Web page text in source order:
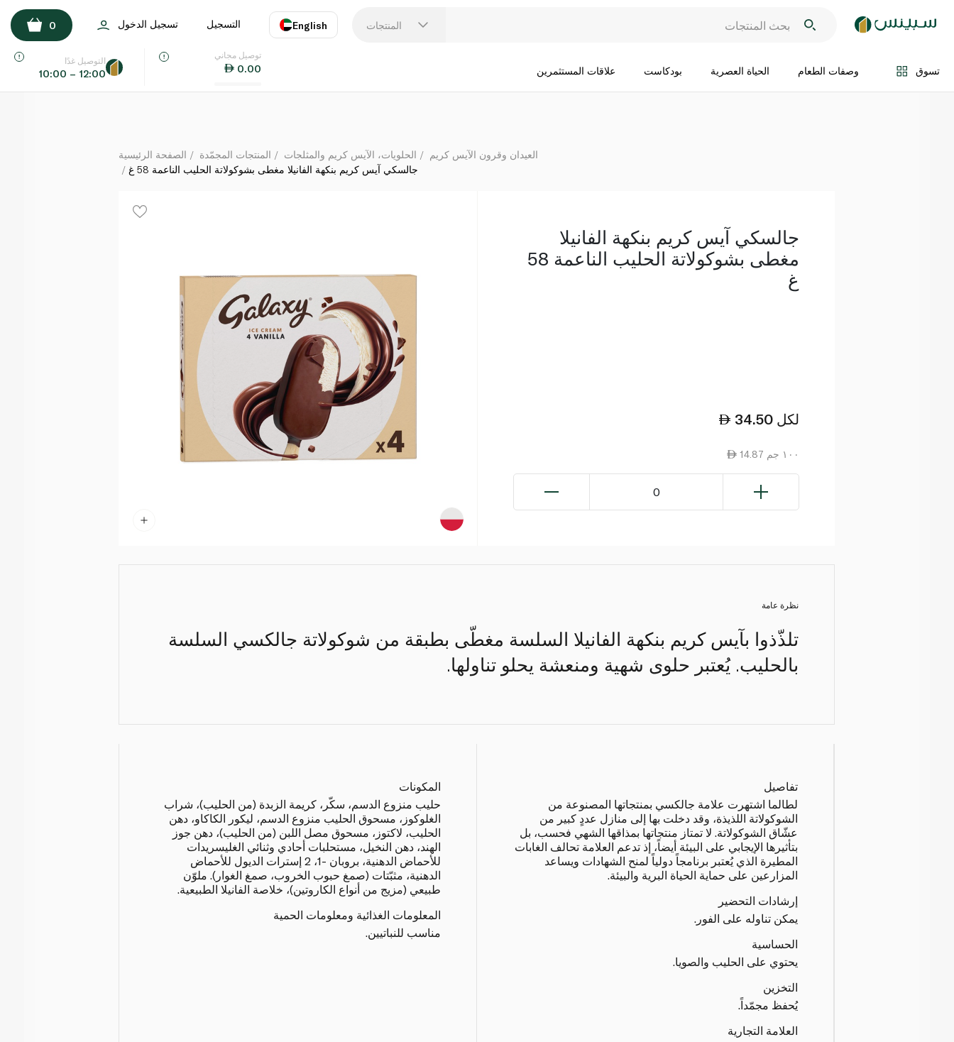
المنتجات English
اللغة
التسجيل تسجيل الدخول 0
تسوق وصفات الطعام الحياة العصرية بودكاست علاقات المستثمرين
توصيل مجاني
0.00
التوصيل غدًا
10:00 – 12:00
جالسكي آيس كريم بنكهة الفانيلا مغطى بشوكولاتة الحليب الناعمة 58 غ
اضف الى السلة
الصفحة الرئيسية المنتجات المجمّدة الحلويات، الآيس كريم والمثلجات
العيدان وقرون الآيس كريم
جالسكي آيس كريم بنكهة الفانيلا مغطى بشوكولاتة الحليب الناعمة 58 غ
جالسكي آيس كريم بنكهة الفانيلا
مغطى بشوكولاتة الحليب الناعمة 58
غ
34.50 لكل
14.87 ١٠٠ جم
0
نظرة عامة
تلذّذوا بآيس كريم بنكهة الفانيلا السلسة مغطّى بطبقة من شوكولاتة جالكسي السلسة
بالحليب. يُعتبر حلوى شهية ومنعشة يحلو تناولها.
تفاصيل
لطالما اشتهرت علامة جالكسي بمنتجاتها المصنوعة من
الشوكولاتة اللذيذة، وقد دخلت بها إلى منازل عددٍ كبير من
عشّاق الشوكولاتة. لا تمتاز منتجاتها بمذاقها الشهي فحسب، بل
بتأثيرها الإيجابي على البيئة أيضاً، إذ تدعم العلامة تحالف الغابات
المطيرة الذي يُعتبر برنامجاً دولياً لمنح الشهادات ويساعد
المزارعين على حماية الحياة البرية والبيئة.
إرشادات التحضير
يمكن تناوله على الفور.
الحساسية
يحتوي على الحليب والصويا.
التخزين
يُحفظ مجمّداً.
العلامة التجارية
المكونات
حليب منزوع الدسم، سكّر، كريمة الزبدة (من الحليب)، شراب
الغلوكوز، مسحوق الحليب منزوع الدسم، ليكور الكاكاو، دهن
الحليب، لاكتوز، مسحوق مصل اللبن (من الحليب)، دهن جوز
الهند، دهن النخيل، مستحلبات أحادي وثنائي الغليسريدات
للأحماض الدهنية، بروبان -1، 2 إسترات الديول للأحماض
الدهنية، مثبّتات (صمغ حبوب الخروب، صمغ الغوار). ملوّن
طبيعي (مزيج من أنواع الكاروتين)، خلاصة الفانيلا الطبيعية.
المعلومات الغذائية ومعلومات الحمية
مناسب للنباتيين.